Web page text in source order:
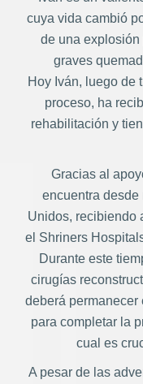
cuya vida cambió
de una
graves
Hoy Iván, luego de
proceso, ha
rehabilitación y
Gracias al
encuentra
Unidos, recibiendo
el Shriners
Durante este
cirugías
deberá permanecer
para completar la
cual es
A pesar de las